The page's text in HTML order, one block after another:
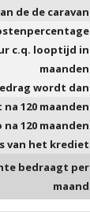
de de caravan
c.q. looptijd in
maanden
wordt dan
na 120 maanden
na 120 maanden
van het krediet
bedraagt per
maand